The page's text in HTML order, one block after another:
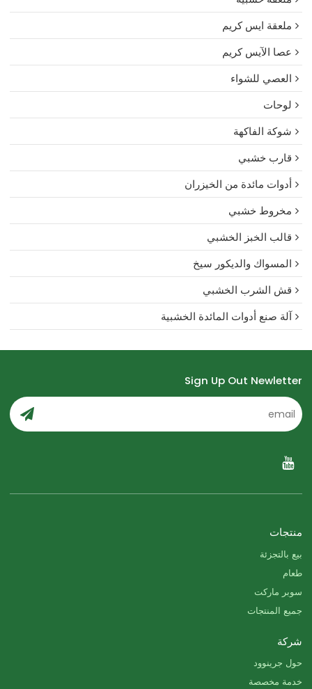
ملعقة ايس كريم
عصا الآيس كريم
العصي للشواء
لوحات
شوكة الفاكهة
قارب خشبي
أدوات مائدة من الخيزران
مخروط خشبي
قالب الخبز الخشبي
المسواك والديكور سيخ
قش الشرب الخشبي
آلة صنع أدوات المائدة الخشبية
Sign Up Out Newletter
منتجات
بيع بالتجزئة
طعام
سوبر ماركت
جميع المنتجات
شركة
حول جرينوود
خدمة مخصصة